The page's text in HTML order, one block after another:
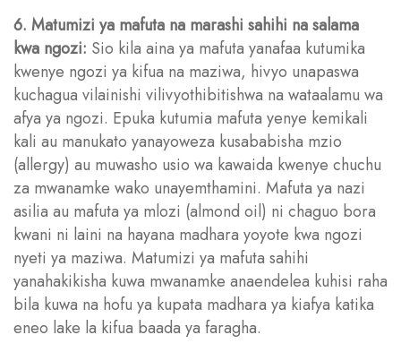
6. Matumizi ya mafuta na marashi sahihi na salama
kwa ngozi: Sio kila aina ya mafuta yanafaa kutumika
kwenye ngozi ya kifua na maziwa, hivyo unapaswa
kuchagua vilainishi vilivyothibitishwa na wataalamu wa
afya ya ngozi. Epuka kutumia mafuta yenye kemikali
kali au manukato yanayoweza kusababisha mzio
(allergy) au muwasho usio wa kawaida kwenye chuchu
za mwanamke wako unayemthamini. Mafuta ya nazi
asilia au mafuta ya mlozi (almond oil) ni chaguo bora
kwani ni laini na hayana madhara yoyote kwa ngozi
nyeti ya maziwa. Matumizi ya mafuta sahihi
yanahakikisha kuwa mwanamke anaendelea kuhisi raha
bila kuwa na hofu ya kupata madhara ya kiafya katika
eneo lake la kifua baada ya faragha.